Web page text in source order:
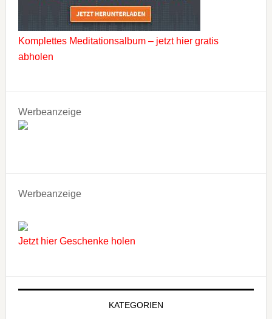
Komplettes Meditationsalbum – jetzt hier gratis
abholen
Werbeanzeige
Werbeanzeige
Jetzt hier Geschenke holen
KATEGORIEN